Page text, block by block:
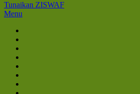
Tunaikan ZISWAF
Menu